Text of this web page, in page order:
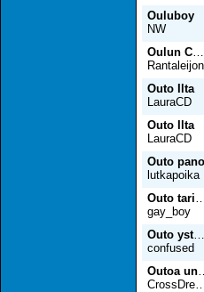
Ouluboy
NW
Outo Ilta
LauraCD
Outo Ilta
LauraCD
Outo pano
lutkapoika
gay_boy
Outo ystävyys
confused
CrossDresser27v